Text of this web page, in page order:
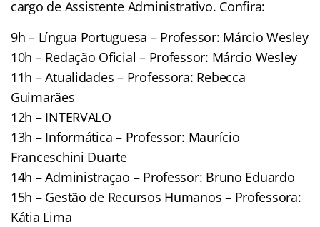
cargo de Assistente Administrativo. Confira:
9h – Língua Portuguesa – Professor: Márcio Wesley
10h – Redação Oficial – Professor: Márcio Wesley
11h – Atualidades – Professora: Rebecca
Guimarães
12h – INTERVALO
13h – Informática – Professor: Maurício
Franceschini Duarte
14h – Administraçao – Professor: Bruno Eduardo
15h – Gestão de Recursos Humanos – Professora:
Kátia Lima